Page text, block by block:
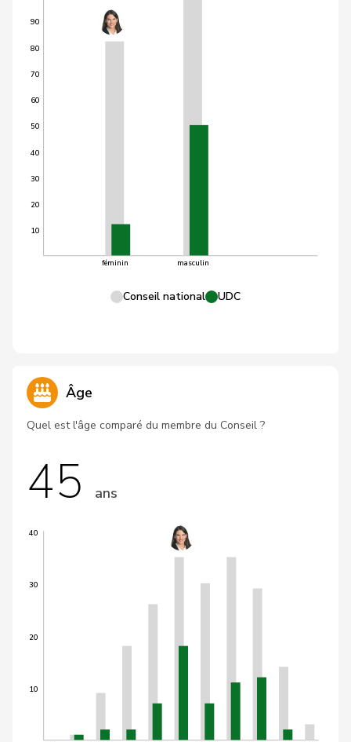
10
20
30
40
50
60
70
80
90
féminin masculin
Conseil national UDC
Âge
Quel est l'âge comparé du membre du Conseil ?
45 ans
10
20
30
40